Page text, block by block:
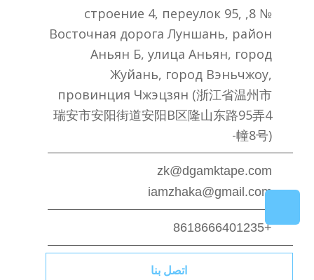
№ 8, строение 4, переулок 95,
Восточная дорога Луншань, район
Аньян Б, улица Аньян, город
Жуйань, город Вэньчжоу,
провинция Чжэцзян (浙江省温州市
瑞安市安阳街道安阳B区隆山东路95弄4
幢8号)-
zk@dgamktape.com
iamzhaka@gmail.com
+8618666401235
اتصل بنا